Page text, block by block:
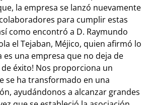
la empresa se lanzó nuevamente
para cumplir estas
como encontró a D. Raymundo
el Tejaban, Méjico, quien afirmó lo
es una empresa que no deja de
éxito! Nos proporciona un
se ha transformado en una
ayudándonos a alcanzar grandes